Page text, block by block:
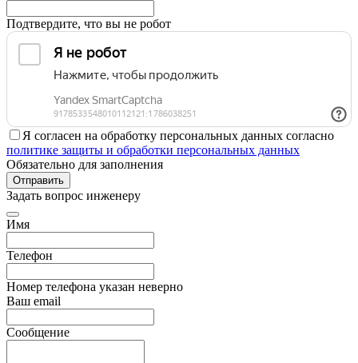
Подтвердите, что вы не робот
Я согласен на обработку персональных данных согласно
политике защиты и обработки персональных данных
Обязательно для заполнения
Отправить
Задать вопрос инженеру
Имя
Телефон
Номер телефона указан неверно
Ваш email
Сообщение